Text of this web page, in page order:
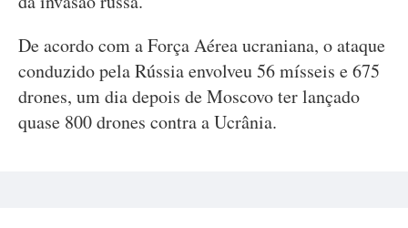
De acordo com a Força Aérea ucraniana, o ataque
conduzido pela Rússia envolveu 56 mísseis e 675
drones, um dia depois de Moscovo ter lançado
quase 800 drones contra a Ucrânia.